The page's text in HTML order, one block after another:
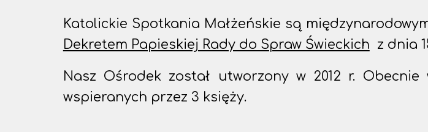
Katolickie Spotkania Małżeńskie są
Dekretem Papieskiej Rady do Spraw Świeckich z dnia
Nasz Ośrodek został utworzony w 2012 r.
wspieranych przez 3 księży.